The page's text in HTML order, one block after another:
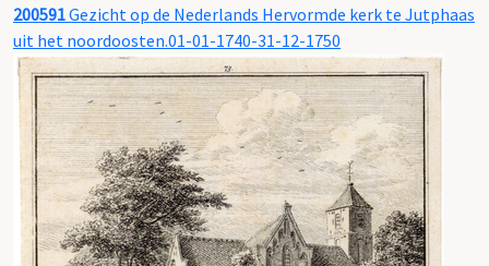
200591Gezicht op de Nederlands Hervormde kerk te Jutphaas
uit het noordoosten.01-01-1740-31-12-1750